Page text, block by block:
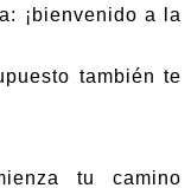
¡bienvenido a la
también te
tu camino